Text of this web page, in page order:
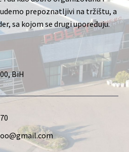
prepoznatljivi na tržištu, a
sa kojom se drugi upoređuju.
BiH